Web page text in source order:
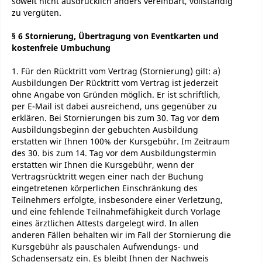
zu vergüten.
§ 6 Stornierung, Übertragung von Eventkarten und
kostenfreie Umbuchung
1. Für den Rücktritt vom Vertrag (Stornierung) gilt: a)
Ausbildungen Der Rücktritt vom Vertrag ist jederzeit
ohne Angabe von Gründen möglich. Er ist schriftlich,
per E-Mail ist dabei ausreichend, uns gegenüber zu
erklären. Bei Stornierungen bis zum 30. Tag vor dem
Ausbildungsbeginn der gebuchten Ausbildung
erstatten wir Ihnen 100% der Kursgebühr. Im Zeitraum
des 30. bis zum 14. Tag vor dem Ausbildungstermin
erstatten wir Ihnen die Kursgebühr, wenn der
Vertragsrücktritt wegen einer nach der Buchung
eingetretenen körperlichen Einschränkung des
Teilnehmers erfolgte, insbesondere einer Verletzung,
und eine fehlende Teilnahmefähigkeit durch Vorlage
eines ärztlichen Attests dargelegt wird. In allen
anderen Fällen behalten wir im Fall der Stornierung die
Kursgebühr als pauschalen Aufwendungs- und
Schadensersatz ein. Es bleibt Ihnen der Nachweis